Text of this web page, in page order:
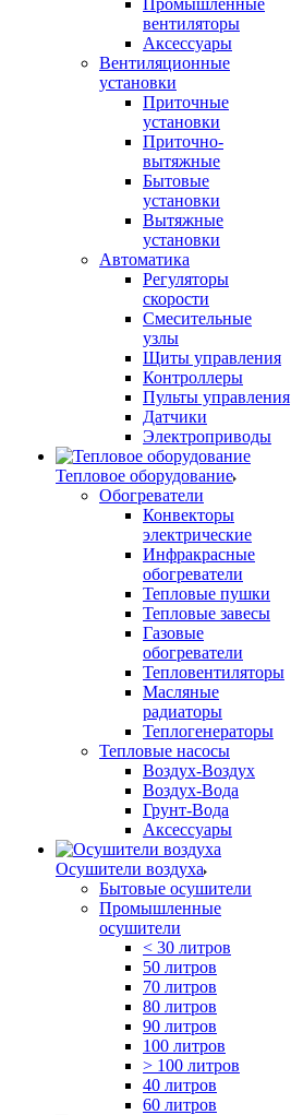
Промышленные
вентиляторы
Аксессуары
Вентиляционные
установки
Приточные
установки
Приточно-
вытяжные
Бытовые
установки
Вытяжные
установки
Автоматика
Регуляторы
скорости
Смесительные
узлы
Щиты управления
Контроллеры
Пульты управления
Датчики
Электроприводы
Тепловое оборудование
Обогреватели
Конвекторы
электрические
Инфракрасные
обогреватели
Тепловые пушки
Тепловые завесы
Газовые
обогреватели
Тепловентиляторы
Масляные
радиаторы
Теплогенераторы
Тепловые насосы
Воздух-Воздух
Воздух-Вода
Грунт-Вода
Аксессуары
Осушители воздуха
Бытовые осушители
Промышленные
осушители
< 30 литров
50 литров
70 литров
80 литров
90 литров
100 литров
> 100 литров
40 литров
60 литров